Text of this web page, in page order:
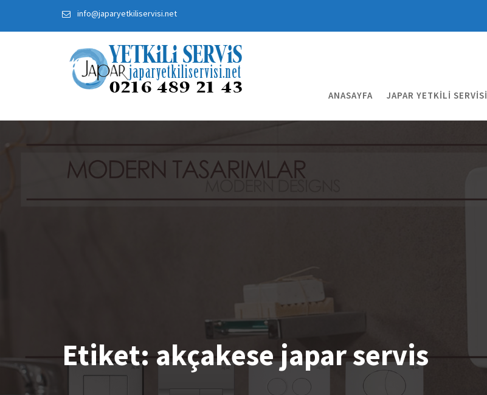
info@japaryetkiliservisi.net
ANASAYFA JAPAR YETKILI SERVISI
Etiket: akçakese japar servis